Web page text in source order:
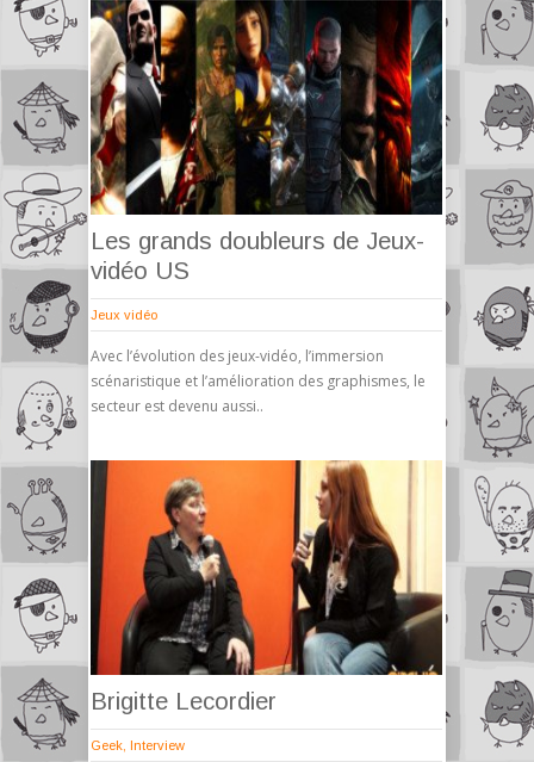
Les grands doubleurs de Jeux-
vidéo US
Jeux vidéo
Avec l’évolution des jeux-vidéo, l’immersion
scénaristique et l’amélioration des graphismes, le
secteur est devenu aussi..
Brigitte Lecordier
Geek Interview